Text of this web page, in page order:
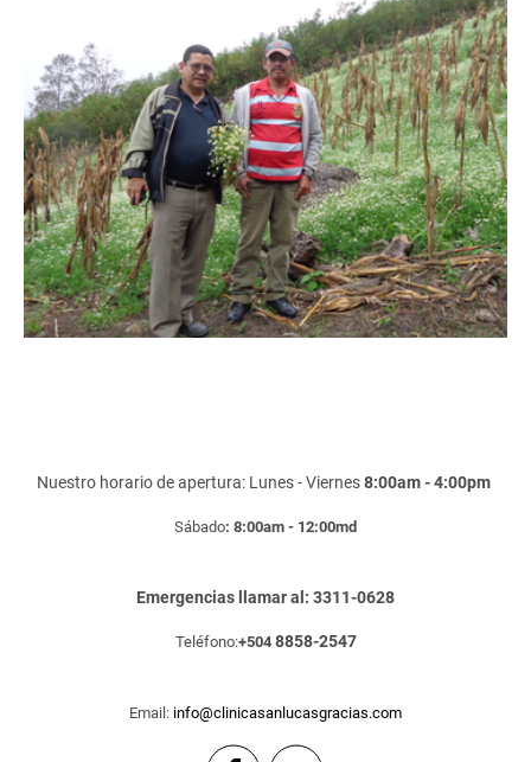
Nuestro horario de apertura: Lunes - Viernes8:00am - 4:00pm
Sábado: 8:00am - 12:00md
Emergencias llamar al: 3311-0628
Teléfono:+5048858-2547
Email: info@clinicasanlucasgracias.com